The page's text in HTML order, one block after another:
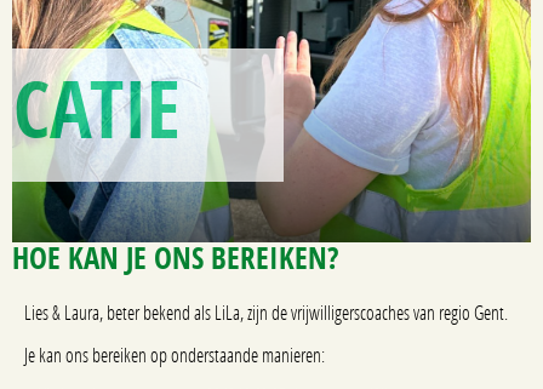
HOE KAN JE ONS BEREIKEN?
Lies & Laura, beter bekend als LiLa, zijn de vrijwilligerscoaches van regio Gent.
Je kan ons bereiken op onderstaande manieren: